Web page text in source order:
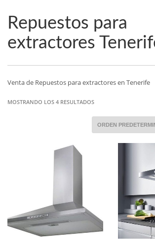
Repuestos para
extractores
Venta de Repuestos para extractores en Tenerife
MOSTRANDO LOS 4 RESULTADOS